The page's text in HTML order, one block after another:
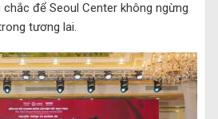
để Seoul Center không ngừng
tương lai.